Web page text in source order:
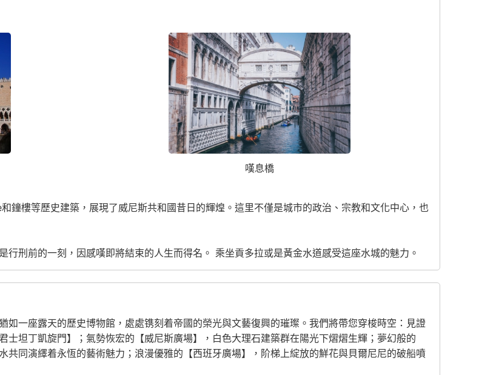
嘆息橋
和鐘樓等歷史建築，展現了威尼斯共和國昔日的輝煌。這里不僅是城市的政治、宗教和文化中心，也
刑前的一刻，因感嘆即將結束的人生而得名。 乘坐貢多拉或是黃金水道感受這座水城的魅力。
如一座露天的歷史博物館，處處镌刻着帝國的榮光與文藝復興的璀璨。我們將帶您穿梭時空：見證
坦丁凱旋門】；氣勢恢宏的【威尼斯廣場】，白色大理石建築群在陽光下熠熠生輝；夢幻般的
共同演繹着永恆的藝術魅力；浪漫優雅的【西班牙廣場】，阶梯上綻放的鮮花與貝爾尼尼的破船噴